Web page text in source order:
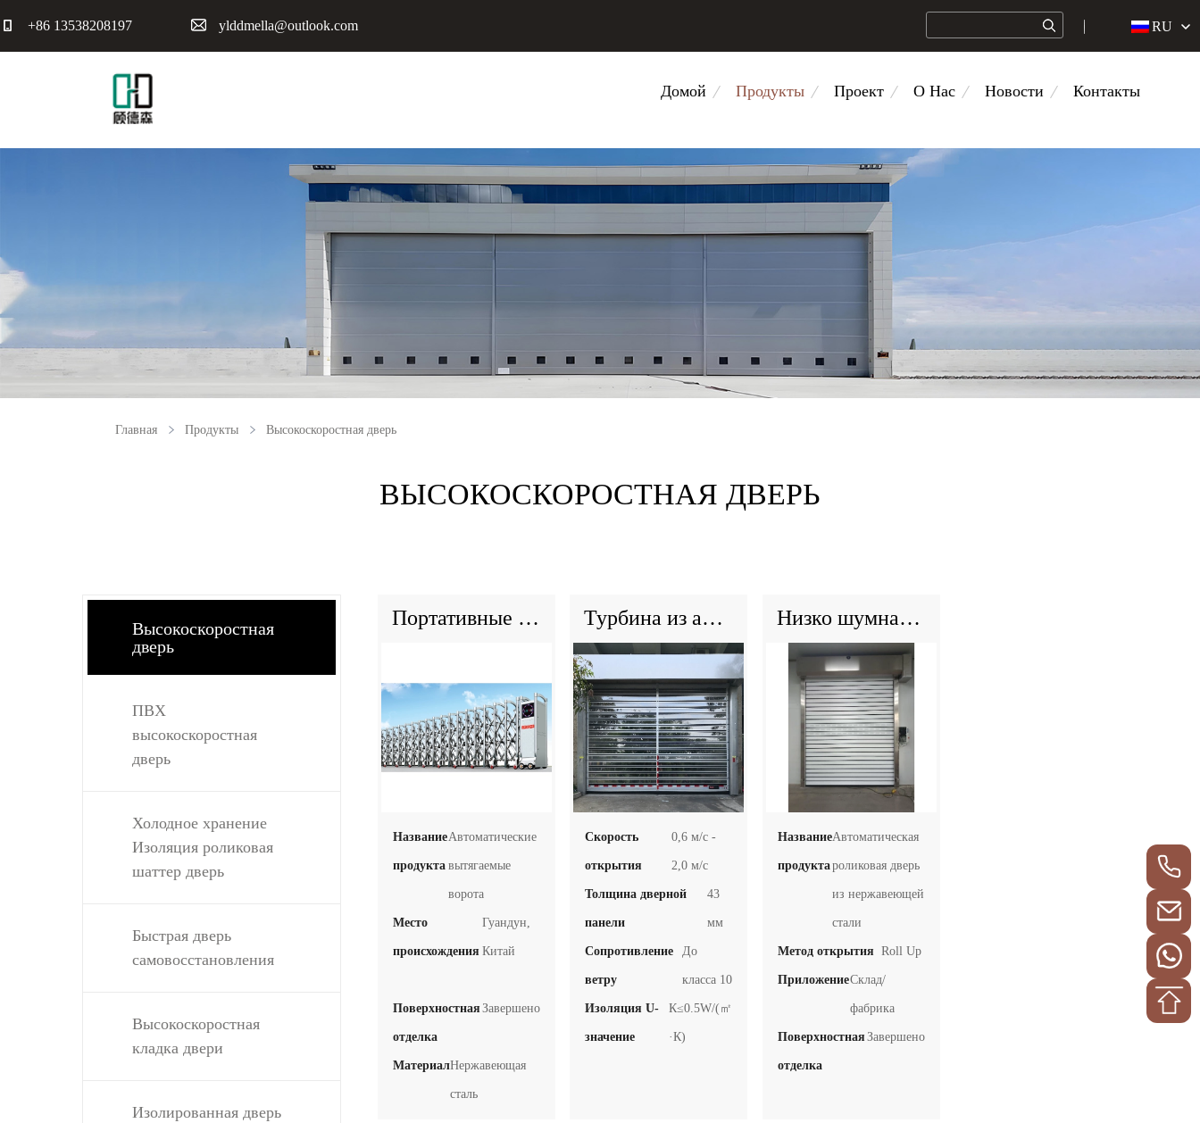
+86 13538208197 ylddmella@outlook.com RU
Домой Продукты Проект О Нас Новости Контакты
Главная Продукты Высокоскоростная дверь
ВЫСОКОСКОРОСТНАЯ ДВЕРЬ
Высокоскоростная
дверь
ПВХ
высокоскоростная
дверь
Холодное хранение
Изоляция роликовая
шаттер дверь
Быстрая дверь
самовосстановления
Высокоскоростная
кладка двери
Изолированная дверь
Портативные решения для контроля толпы: вытягаемые противоворожественные барьеры для мероприятий, школ и общественных пространств
Название
продукта
Автоматические
вытягаемые
ворота
Место
происхождения
Гуандун,
Китай
Поверхностная
отделка
Завершено
МатериалНержавеющая
сталь
Турбина из алюминиевого сплава жесткая быстрая дверь
Скорость
открытия
0,6 м/с -
2,0 м/с
Толщина дверной
панели
43
мм
Сопротивление
ветру
До
класса 10
Изоляция U-
значение
К≤0.5W/(㎡
·К)
Низко шумная алюминиевая роликовая дверь - ворота безопасности из нержавеющей стали на открытом воздухе для входа в дом
Название
продукта
Автоматическая
роликовая дверь
из нержавеющей
стали
Метод открытия Roll Up
ПриложениеСклад/
фабрика
Поверхностная
отделка
Завершено